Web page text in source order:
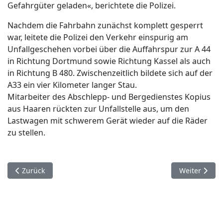
Gefahrgüter geladen«, berichtete die Polizei.
Nachdem die Fahrbahn zunächst komplett gesperrt
war, leitete die Polizei den Verkehr einspurig am
Unfallgeschehen vorbei über die Auffahrspur zur A 44
in Richtung Dortmund sowie Richtung Kassel als auch
in Richtung B 480. Zwischenzeitlich bildete sich auf der
A33 ein vier Kilometer langer Stau.
Mitarbeiter des Abschlepp- und Bergedienstes Kopius
aus Haaren rückten zur Unfallstelle aus, um den
Lastwagen mit schwerem Gerät wieder auf die Räder
zu stellen.
Vorheriger Beitrag: 14. Dezember. Paderborn.
Zurück Nächster
Weiter